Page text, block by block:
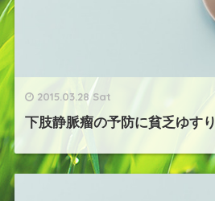
2015.03.28 Sat
下肢静脈瘤の予防に貧乏ゆすり